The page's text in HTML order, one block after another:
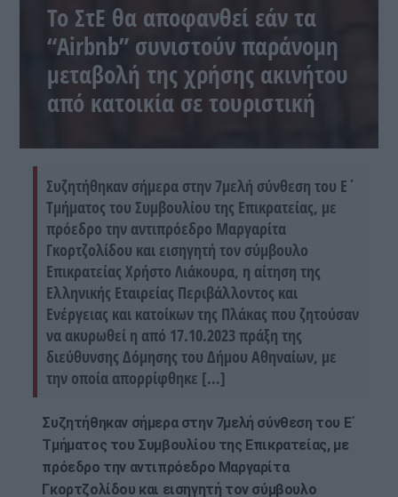
Το ΣτΕ θα αποφανθεί εάν τα
“Airbnb” συνιστούν παράνομη
μεταβολή της χρήσης ακινήτου
από κατοικία σε τουριστική
Συζητήθηκαν σήμερα στην 7μελή σύνθεση του Ε΄
Τμήματος του Συμβουλίου της Επικρατείας, με
πρόεδρο την αντιπρόεδρο Μαργαρίτα
Γκορτζολίδου και εισηγητή τον σύμβουλο
Επικρατείας Χρήστο Λιάκουρα, η αίτηση της
Ελληνικής Εταιρείας Περιβάλλοντος και
Ενέργειας και κατοίκων της Πλάκας που ζητούσαν
να ακυρωθεί η από 17.10.2023 πράξη της
διεύθυνσης Δόμησης του Δήμου Αθηναίων, με
την οποία απορρίφθηκε […]
Συζητήθηκαν σήμερα στην 7μελή σύνθεση του Ε΄
Τμήματος του Συμβουλίου της Επικρατείας, με
πρόεδρο την αντιπρόεδρο Μαργαρίτα
Γκορτζολίδου και εισηγητή τον σύμβουλο